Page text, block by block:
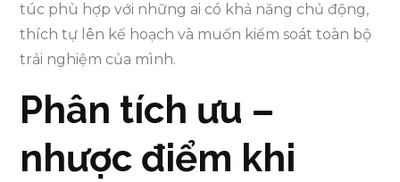
túc phù hợp với những ai có khả năng chủ động,
thích tự lên kế hoạch và muốn kiểm soát toàn bộ
trải nghiệm của mình.
Phân tích ưu –
nhược điểm khi